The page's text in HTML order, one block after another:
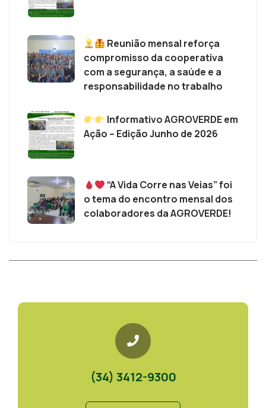
Reunião mensal reforça
compromisso da cooperativa
com a segurança, a saúde e a
responsabilidade no trabalho
Informativo AGROVERDE em
Ação – Edição Junho de 2026
“A Vida Corre nas Veias” foi
o tema do encontro mensal dos
colaboradores da AGROVERDE!
(34) 3412-9300